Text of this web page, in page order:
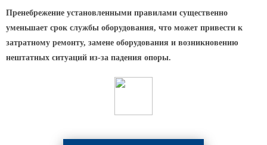
Пренебрежение установленными правилами существенно
уменьшает срок службы оборудования, что может привести к
затратному ремонту, замене оборудования и возникновению
нештатных ситуаций из-за падения опоры.